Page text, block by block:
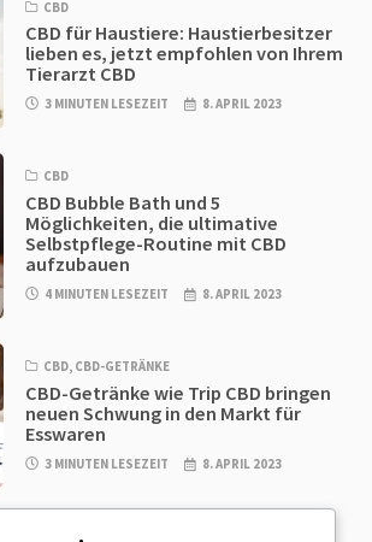
CBD
CBD für Haustiere: Haustierbesitzer
lieben es, jetzt empfohlen von Ihrem
Tierarzt CBD
3 MINUTEN LESEZEIT 8. APRIL 2023
CBD
CBD Bubble Bath und 5
Möglichkeiten, die ultimative
Selbstpflege-Routine mit CBD
aufzubauen
4 MINUTEN LESEZEIT 8. APRIL 2023
CBD, CBD-GETRÄNKE
CBD-Getränke wie Trip CBD bringen
neuen Schwung in den Markt für
Esswaren
3 MINUTEN LESEZEIT 8. APRIL 2023
CBD EDIBLES